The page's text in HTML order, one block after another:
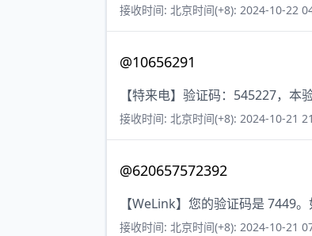
接收时间: 北京时间(+8): 2024-10-22
@10656291
【特来电】验证码：545227，本
接收时间: 北京时间(+8): 2024-10-21
@620657572392
【WeLink】您的验证码是 7449
接收时间: 北京时间(+8): 2024-10-21